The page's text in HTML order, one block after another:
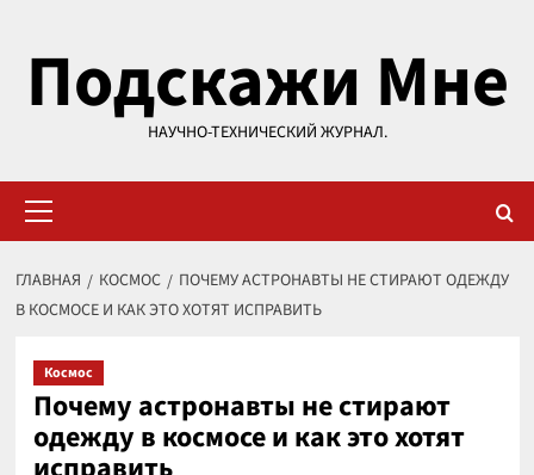
содержимому
Подскажи Мне
НАУЧНО-ТЕХНИЧЕСКИЙ ЖУРНАЛ.
меню
ГЛАВНАЯ КОСМОС
ПОЧЕМУ АСТРОНАВТЫ НЕ СТИРАЮТ ОДЕЖДУ
В КОСМОСЕ И КАК ЭТО ХОТЯТ ИСПРАВИТЬ
Космос
Почему астронавты не стирают
одежду в космосе и как это хотят